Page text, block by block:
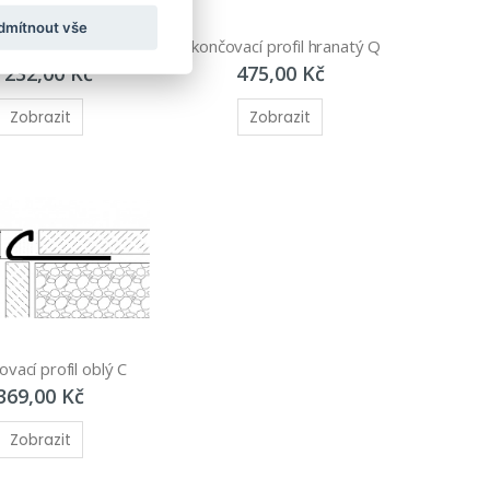
Kč
Zobrazit
Ukončovací profil hranatý Q
475,00 Kč
Zobrazit
profil oblý C
Kč
Zobrazit
vše